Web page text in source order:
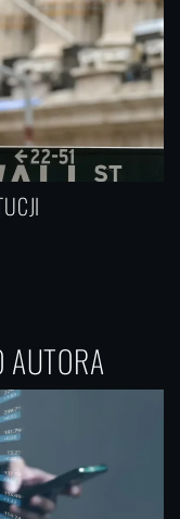
AUTORA